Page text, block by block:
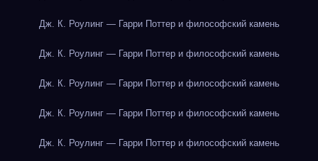
Дж. К. Роулинг — Гарри Поттер и философский камень
Дж. К. Роулинг — Гарри Поттер и философский камень
Дж. К. Роулинг — Гарри Поттер и философский камень
Дж. К. Роулинг — Гарри Поттер и философский камень
Дж. К. Роулинг — Гарри Поттер и философский камень